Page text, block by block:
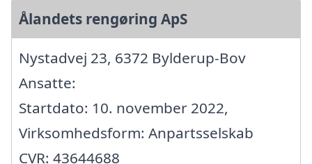
Ålandets rengøring ApS
Nystadvej 23, 6372 Bylderup-Bov
Ansatte:
Startdato: 10. november 2022,
Virksomhedsform: Anpartsselskab
CVR: 43644688